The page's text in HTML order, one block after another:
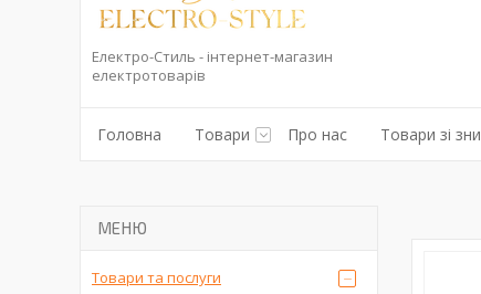
Електро-Стиль - інтернет-магазин
електротоварів
Головна Товари Про нас Товари зі
Товари та послуги